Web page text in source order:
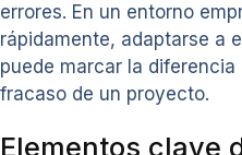
errores. En un entorno
rápidamente, adaptarse a
puede marcar la diferencia
fracaso de un proyecto.
Elementos clave